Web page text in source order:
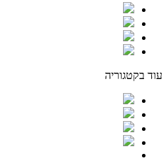
עוד בקטגוריה